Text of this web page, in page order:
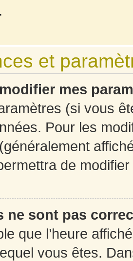
et
mes
(si vous
Pour les
de
ne sont pas
que l’heure
vous êtes.